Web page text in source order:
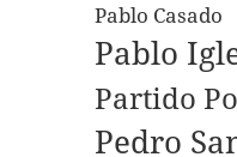
Pablo Casado
Pablo
Partido
Pedro